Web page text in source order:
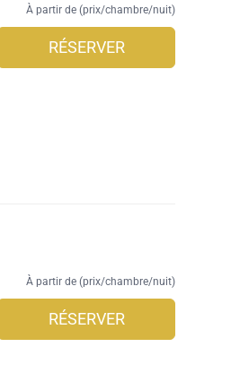
À partir de (prix/chambre/nuit)
RÉSERVER
À partir de (prix/chambre/nuit)
RÉSERVER